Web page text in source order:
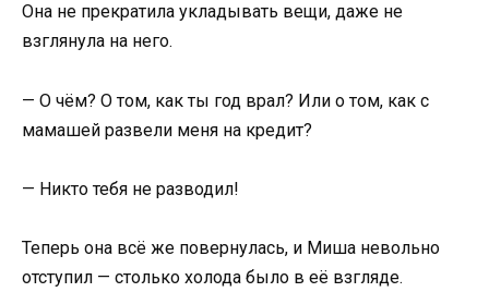
Она не прекратила укладывать вещи, даже не
взглянула на него.
— О чём? О том, как ты год врал? Или о том, как с
мамашей развели меня на кредит?
— Никто тебя не разводил!
Теперь она всё же повернулась, и Миша невольно
отступил — столько холода было в её взгляде.